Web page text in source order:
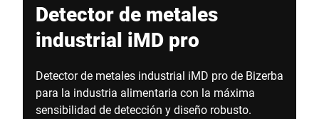
Detector de metales
industrial iMD pro
Detector de metales industrial iMD pro de Bizerba
para la industria alimentaria con la máxima
sensibilidad de detección y diseño robusto.